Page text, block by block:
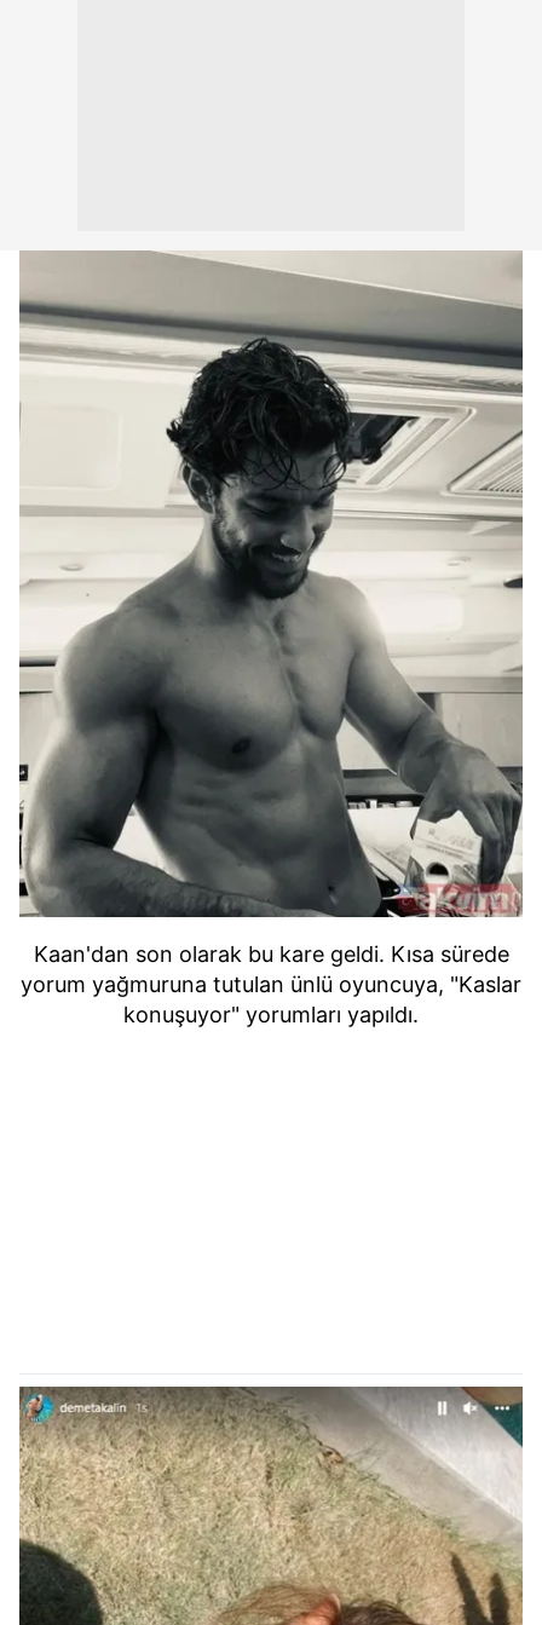
Kaan'dan son olarak bu kare geldi. Kısa sürede
yorum yağmuruna tutulan ünlü oyuncuya, "Kaslar
konuşuyor" yorumları yapıldı.